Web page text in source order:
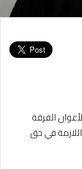
الفرقة
في حق